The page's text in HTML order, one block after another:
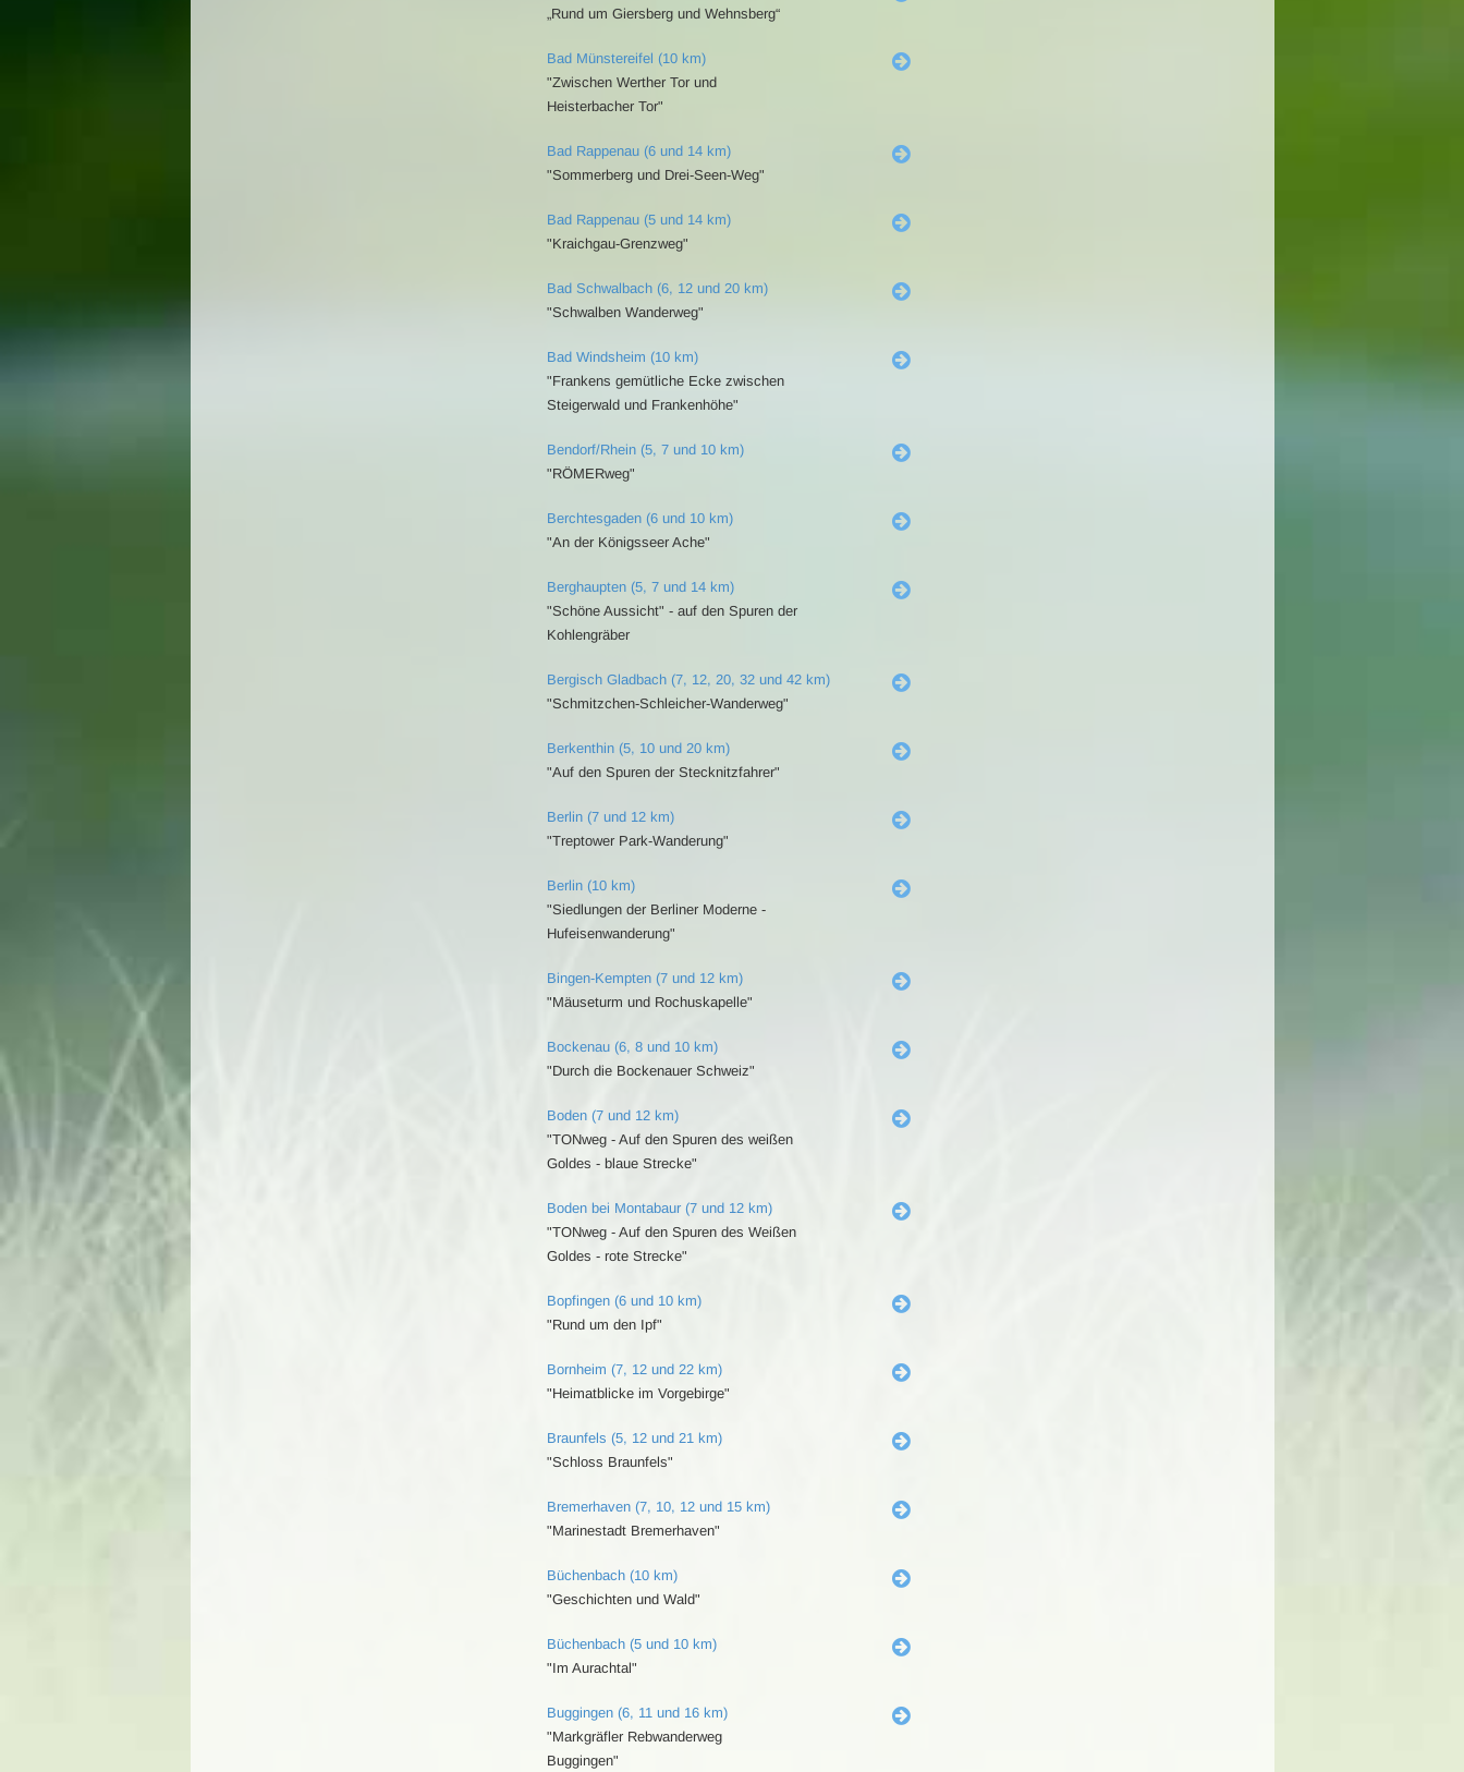
„Rund um Giersberg und Wehnsberg“
Bad Münstereifel (10 km)
"Zwischen Werther Tor und
Heisterbacher Tor"
Bad Rappenau (6 und 14 km)
"Sommerberg und Drei-Seen-Weg"
Bad Rappenau (5 und 14 km)
"Kraichgau-Grenzweg"
Bad Schwalbach (6, 12 und 20 km)
"Schwalben Wanderweg"
Bad Windsheim (10 km)
"Frankens gemütliche Ecke zwischen
Steigerwald und Frankenhöhe"
Bendorf/Rhein (5, 7 und 10 km)
"RÖMERweg"
Berchtesgaden (6 und 10 km)
"An der Königsseer Ache"
Berghaupten (5, 7 und 14 km)
"Schöne Aussicht" - auf den Spuren der
Kohlengräber
Bergisch Gladbach (7, 12, 20, 32 und 42 km)
"Schmitzchen-Schleicher-Wanderweg"
Berkenthin (5, 10 und 20 km)
"Auf den Spuren der Stecknitzfahrer"
Berlin (7 und 12 km)
"Treptower Park-Wanderung"
Berlin (10 km)
"Siedlungen der Berliner Moderne -
Hufeisenwanderung"
Bingen-Kempten (7 und 12 km)
"Mäuseturm und Rochuskapelle"
Bockenau (6, 8 und 10 km)
"Durch die Bockenauer Schweiz"
Boden (7 und 12 km)
"TONweg - Auf den Spuren des weißen
Goldes - blaue Strecke"
Boden bei Montabaur (7 und 12 km)
"TONweg - Auf den Spuren des Weißen
Goldes - rote Strecke"
Bopfingen (6 und 10 km)
"Rund um den Ipf"
Bornheim (7, 12 und 22 km)
"Heimatblicke im Vorgebirge"
Braunfels (5, 12 und 21 km)
"Schloss Braunfels"
Bremerhaven (7, 10, 12 und 15 km)
"Marinestadt Bremerhaven"
Büchenbach (10 km)
"Geschichten und Wald"
Büchenbach (5 und 10 km)
"Im Aurachtal"
Buggingen (6, 11 und 16 km)
"Markgräfler Rebwanderweg
Buggingen"